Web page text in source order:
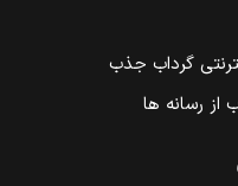
گرداب جذب
از رسانه ها